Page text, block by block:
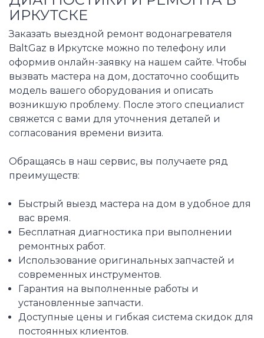
ИРКУТСКЕ
Заказать выездной ремонт водонагревателя
BaltGaz в Иркутске можно по телефону или
оформив онлайн-заявку на нашем сайте. Чтобы
вызвать мастера на дом, достаточно сообщить
модель вашего оборудования и описать
возникшую проблему. После этого специалист
свяжется с вами для уточнения деталей и
согласования времени визита.
Обращаясь в наш сервис, вы получаете ряд
преимуществ:
Быстрый выезд мастера на дом в удобное для
вас время.
Бесплатная диагностика при выполнении
ремонтных работ.
Использование оригинальных запчастей и
современных инструментов.
Гарантия на выполненные работы и
установленные запчасти.
Доступные цены и гибкая система скидок для
постоянных клиентов.